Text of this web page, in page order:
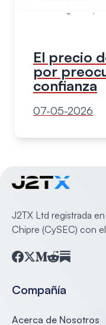
El precio
por
confianza
07-05-2026
J2TX Ltd registrada
Chipre (CySEC) con
Compañía
Acerca de Nosotros